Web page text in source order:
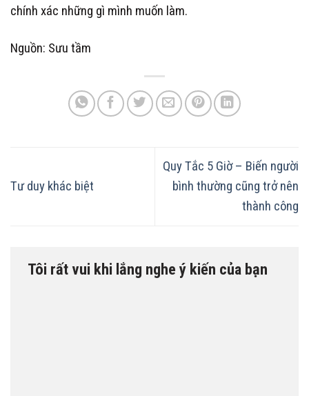
chính xác những gì mình muốn làm.
Nguồn: Sưu tầm
Tư duy khác biệt
Quy Tắc 5 Giờ – Biến người
bình thường cũng trở nên
thành công
Tôi rất vui khi lắng nghe ý kiến của bạn